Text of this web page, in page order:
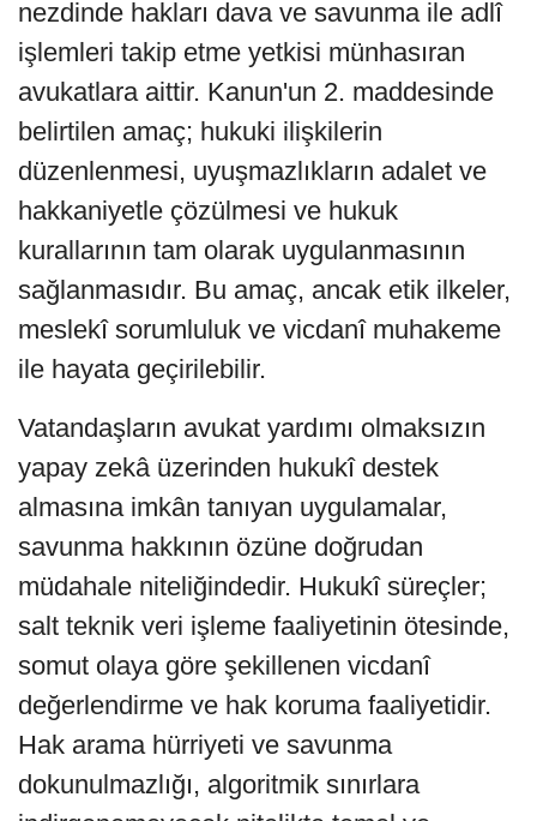
nezdinde hakları dava ve savunma ile adlî
işlemleri takip etme yetkisi münhasıran
avukatlara aittir. Kanun'un 2. maddesinde
belirtilen amaç; hukuki ilişkilerin
düzenlenmesi, uyuşmazlıkların adalet ve
hakkaniyetle çözülmesi ve hukuk
kurallarının tam olarak uygulanmasının
sağlanmasıdır. Bu amaç, ancak etik ilkeler,
meslekî sorumluluk ve vicdanî muhakeme
ile hayata geçirilebilir.
Vatandaşların avukat yardımı olmaksızın
yapay zekâ üzerinden hukukî destek
almasına imkân tanıyan uygulamalar,
savunma hakkının özüne doğrudan
müdahale niteliğindedir. Hukukî süreçler;
salt teknik veri işleme faaliyetinin ötesinde,
somut olaya göre şekillenen vicdanî
değerlendirme ve hak koruma faaliyetidir.
Hak arama hürriyeti ve savunma
dokunulmazlığı, algoritmik sınırlara